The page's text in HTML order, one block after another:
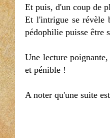
Et puis, d'un coup de
Et l'intrigue se révèle
pédophilie puisse être
Une lecture
et pénible !
A noter qu'une suite